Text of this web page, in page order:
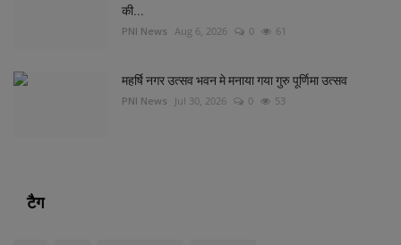
की...
PNI News Aug 6, 2026 0 61
महर्षि नगर उत्सव भवन मे मनाया गया गुरु पूर्णिमा उत्सव
PNI News Jul 30, 2026 0 53
टैग